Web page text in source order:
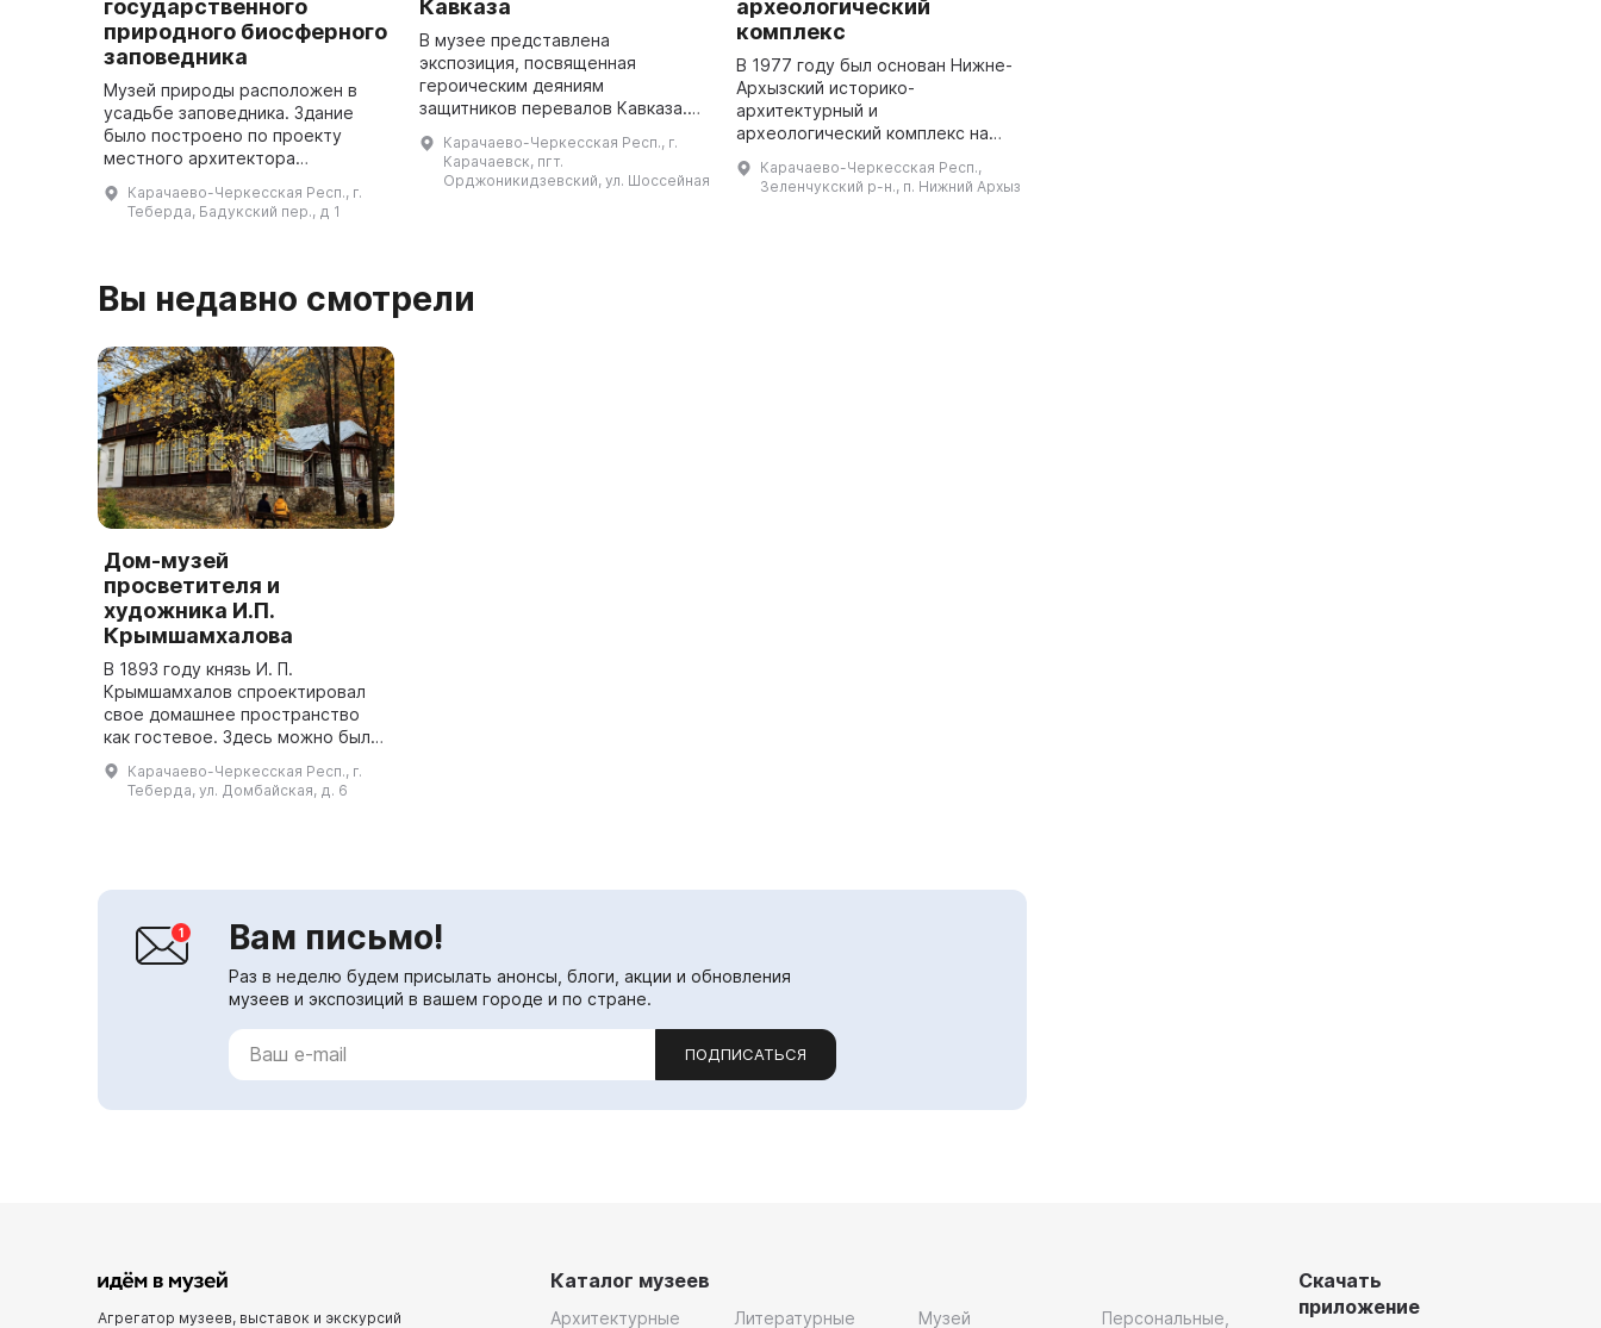
государственного
природного биосферного
заповедника
Музей природы расположен в
усадьбе заповедника. Здание
было построено по проекту
местного архитектора
Крачевского. В 1958 году было
завершено строительство
Карачаево-Черкесская Респ., г.
Теберда, Бадукский пер., д 1
Кавказа
В музее представлена
экспозиция, посвященная
героическим деяниям
защитников перевалов Кавказа.
о бесценной цене, которую
платили за победу над немецко-
Карачаево-Черкесская Респ., г.
Карачаевск, пгт.
Орджоникидзевский, ул. Шоссейная
археологический
комплекс
В 1977 году был основан Нижне-
Архызский историко-
архитектурный и
археологический комплекс на
городища, датируемого VII-XIV
вв. Это была столица Алании,
Карачаево-Черкесская Респ.,
Зеленчукский р-н., п. Нижний Архыз
Вы недавно смотрели
Дом-музей
просветителя и
художника И.П.
Крымшамхалова
В 1893 году князь И. П.
Крымшамхалов спроектировал
свое домашнее пространство
как гостевое. Здесь можно было
встретить таких известных
людей, как Ярошенко, Шаляпин,
Собинов, Рахманинов, Репин,
Карачаево-Черкесская Респ., г.
Теберда, ул. Домбайская, д. 6
Вам письмо!
Раз в неделю будем присылать анонсы, блоги, акции и обновления
музеев и экспозиций в вашем городе и по стране.
ПОДПИСАТЬСЯ
Агрегатор музеев, выставок и экскурсий
Каталог музеев
Архитектурные Литературные Музей Персональные,
Скачать
приложение